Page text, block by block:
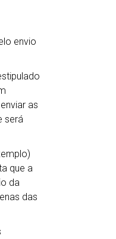
envio
as
será
que a
da
das